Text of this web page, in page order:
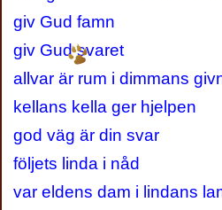
giv Gud famn
giv Gud svaret
allvar är rum i dimmans
kellans kella ger hjelpen
god väg är din svar
följets linda i nåd
var eldens dam i lindans